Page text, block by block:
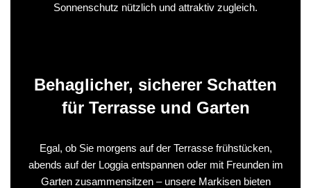
Sonnenschutz nützlich und attraktiv zugleich.
Behaglicher, sicherer Schatten
für Terrasse und Garten
Egal, ob Sie morgens auf der Terrasse frühstücken,
abends auf der Loggia entspannen oder mit Freunden im
Garten zusammensitzen – unsere Markisen bieten